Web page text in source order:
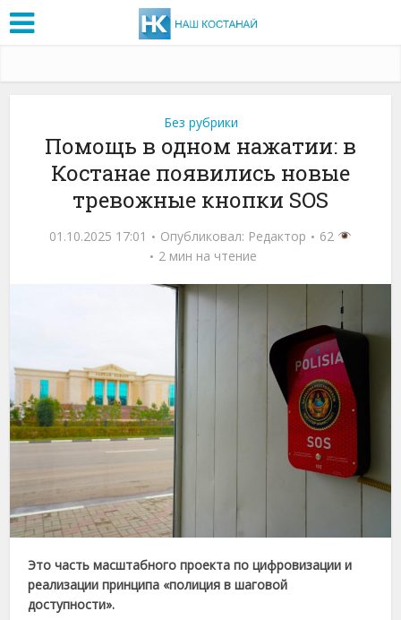
Без рубрики
Помощь в одном нажатии: в
Костанае появились новые
тревожные кнопки SOS
01.10.2025 17:01 Опубликовал: Редактор
62
2 мин на чтение
Это часть масштабного проекта по цифровизации и
реализации принципа «полиция в шаговой
доступности».